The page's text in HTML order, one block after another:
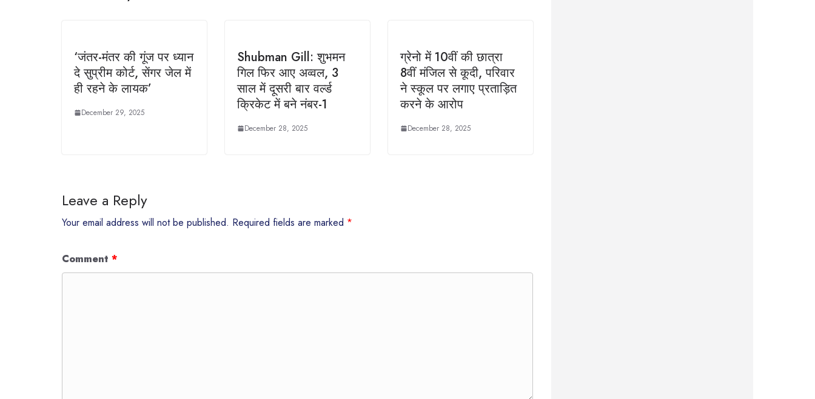
‘जंतर-मंतर की गूंज पर ध्यान
दे सुप्रीम कोर्ट, सेंगर जेल में
ही रहने के लायक’
December 29, 2025
Shubman Gill: शुभमन
गिल फिर आए अव्वल, 3
साल में दूसरी बार वर्ल्ड
क्रिकेट में बने नंबर-1
December 28, 2025
ग्रेनो में 10वीं की छात्रा
8वीं मंजिल से कूदी, परिवार
ने स्कूल पर लगाए प्रताड़ित
करने के आरोप
December 28, 2025
Leave a Reply
Your email address will not be published. Required fields are marked *
Comment *